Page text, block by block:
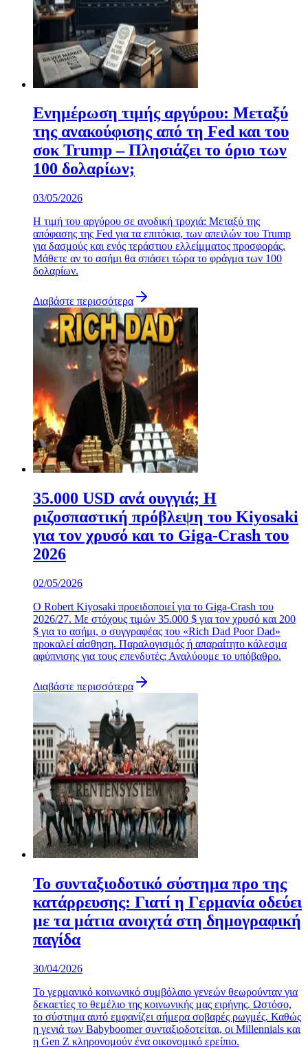
Ενημέρωση τιμής αργύρου: Μεταξύ
της ανακούφισης από τη Fed και του
σοκ Trump – Πλησιάζει το όριο των
100 δολαρίων;
03/05/2026
Η τιμή του αργύρου σε ανοδική τροχιά: Μεταξύ της
απόφασης της Fed για τα επιτόκια, των απειλών του Trump
για δασμούς και ενός τεράστιου ελλείμματος προσφοράς.
Μάθετε αν το ασήμι θα σπάσει τώρα το φράγμα των 100
δολαρίων.
Διαβάστε περισσότερα
35.000 USD ανά ουγγιά; Η
ριζοσπαστική πρόβλεψη του Kiyosaki
για τον χρυσό και το Giga-Crash του
2026
02/05/2026
Ο Robert Kiyosaki προειδοποιεί για το Giga-Crash του
2026/27. Με στόχους τιμών 35.000 $ για τον χρυσό και 200
$ για το ασήμι, ο συγγραφέας του «Rich Dad Poor Dad»
προκαλεί αίσθηση. Παραλογισμός ή απαραίτητο κάλεσμα
αφύπνισης για τους επενδυτές; Αναλύουμε το υπόβαθρο.
Διαβάστε περισσότερα
Το συνταξιοδοτικό σύστημα προ της
κατάρρευσης: Γιατί η Γερμανία οδεύει
με τα μάτια ανοιχτά στη δημογραφική
παγίδα
30/04/2026
Το γερμανικό κοινωνικό συμβόλαιο γενεών θεωρούνταν για
δεκαετίες το θεμέλιο της κοινωνικής μας ειρήνης. Ωστόσο,
το σύστημα αυτό εμφανίζει σήμερα σοβαρές ρωγμές. Καθώς
η γενιά των Babyboomer συνταξιοδοτείται, οι Millennials και
η Gen Z κληρονομούν ένα οικονομικό ερείπιο.